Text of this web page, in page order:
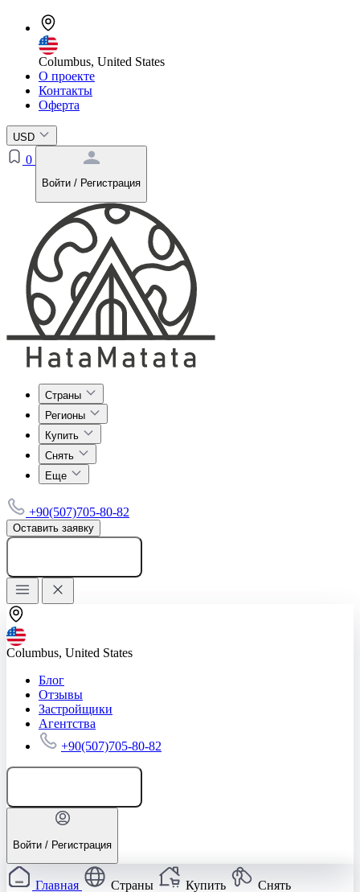
Columbus, United States
О проекте
Контакты
Оферта
USD
0
Войти / Регистрация
Страны
Регионы
Купить
Снять
Еще
+90(507)705-80-82
Оставить заявку
Columbus, United States
Блог
Отзывы
Застройщики
Агентства
+90(507)705-80-82
Войти / Регистрация
Главная Страны Купить Снять